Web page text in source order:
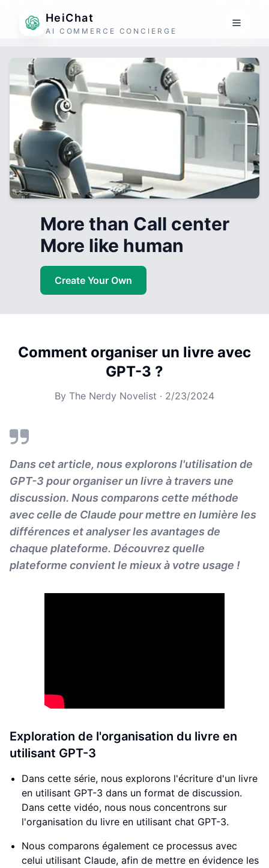
HeiChat
AI COMMERCE CONCIERGE
More than Call center
More like human
Create Your Own
Comment organiser un livre avec
GPT-3 ?
By The Nerdy Novelist · 2/23/2024
Dans cet article, nous explorons l'utilisation de
GPT-3 pour organiser un livre à travers une
discussion. Nous comparons cette méthode
avec celle de Claude pour mettre en lumière les
différences et analyser les avantages de
chaque plateforme. Découvrez quelle
plateforme convient le mieux à votre usage !
Exploration de l'organisation du livre en
utilisant GPT-3
Dans cette série, nous explorons l'écriture d'un livre
en utilisant GPT-3 dans un format de discussion.
Dans cette vidéo, nous nous concentrons sur
l'organisation du livre en utilisant chat GPT-3.
Nous comparons également ce processus avec
celui utilisant Claude, afin de mettre en évidence les